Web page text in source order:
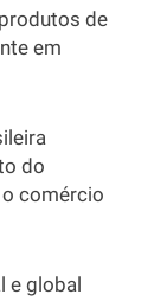
de
em
do
comércio
e global